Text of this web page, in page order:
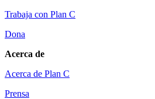
Trabaja con Plan C
Dona
Acerca de
Acerca de Plan C
Prensa